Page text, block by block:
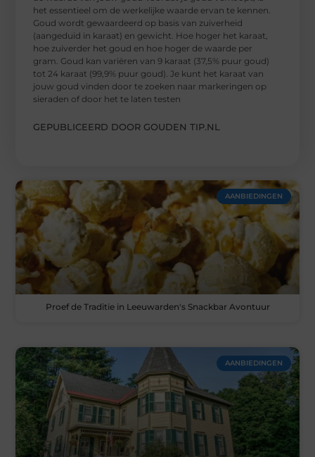
het essentieel om de werkelijke waarde ervan te kennen.
Goud wordt gewaardeerd op basis van zuiverheid
(aangeduid in karaat) en gewicht. Hoe hoger het karaat,
hoe zuiverder het goud en hoe hoger de waarde per
gram. Goud kan variëren van 9 karaat (37,5% puur goud)
tot 24 karaat (99,9% puur goud). Je kunt het karaat van
jouw goud vinden door te zoeken naar markeringen op
sieraden of door het te laten testen
GEPUBLICEERD DOOR GOUDEN TIP.NL
AANBIEDINGEN
Proef de Traditie in Leeuwarden's Snackbar Avontuur
AANBIEDINGEN